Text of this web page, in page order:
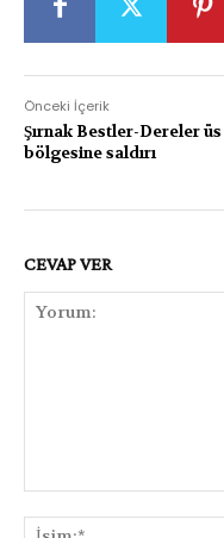
Önceki İçerik
Şırnak Bestler-Dereler üs
bölgesine saldırı
CEVAP VER